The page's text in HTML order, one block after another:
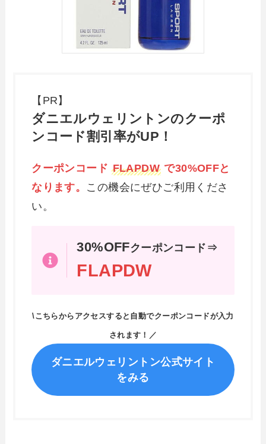
【PR】
ダニエルウェリントンのクーポ
ンコード割引率がUP！
クーポンコード FLAPDWで30%OFFと
なります。 この機会にぜひご利用くださ
い。
30%OFFクーポンコード⇒
FLAPDW
\こちらからアクセスすると自動でクーポンコードが入力
されます！／
ダニエルウェリントン公式サイト
をみる